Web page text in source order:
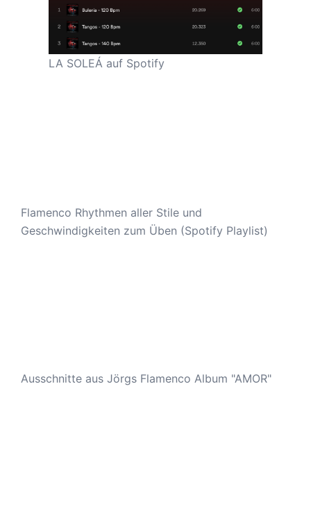
LA SOLEÁ auf Spotify
Flamenco Rhythmen aller Stile und
Geschwindigkeiten zum Üben (Spotify Playlist)
Ausschnitte aus Jörgs Flamenco Album "AMOR"